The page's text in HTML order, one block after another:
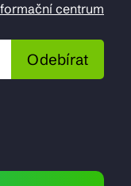
centrum
Odebírat